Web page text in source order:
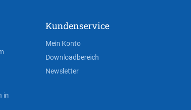
in
Kundenservice
Mein Konto
Downloadbereich
Newsletter